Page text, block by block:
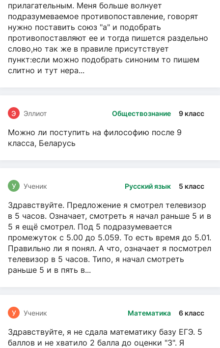
прилагательным. Меня больше волнует
подразумеваемое противопоставление, говорят
нужно поставить союз "а" и подобрать
противопоставляют ее и тогда пишется раздельно
слово,но так же в правиле присутствует
пункт:если можно подобрать синоним то пишем
слитно и тут нера...
Обществознание 9 класс
Э Эллиот
Можно ли поступить на философию после 9
класса, Беларусь
Русский язык 5 класс
У Ученик
Здравствуйте. Предложение я смотрел телевизор
в 5 часов. Означает, смотреть я начал раньше 5 и в
5 я ещё смотрел. Под 5 подразумевается
промежуток с 5.00 до 5.059. То есть время до 5.01.
Правильно ли я понял. А что, означает я посмотрел
телевизор в 5 часов. Типо, я начал смотреть
раньше 5 и в пять в...
Математика 6 класс
У Ученик
Здравствуйте, я не сдала математику базу ЕГЭ. 5
баллов и не хватило 2 балла до оценки "3". Я